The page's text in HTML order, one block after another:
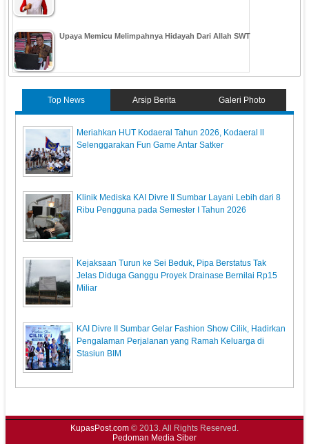
Upaya Memicu Melimpahnya Hidayah Dari Allah SWT
Top News Arsip Berita Galeri Photo
Meriahkan HUT Kodaeral Tahun 2026, Kodaeral ll
Selenggarakan Fun Game Antar Satker
Klinik Mediska KAI Divre II Sumbar Layani Lebih dari 8
Ribu Pengguna pada Semester I Tahun 2026
Kejaksaan Turun ke Sei Beduk, Pipa Berstatus Tak
Jelas Diduga Ganggu Proyek Drainase Bernilai Rp15
Miliar
KAI Divre II Sumbar Gelar Fashion Show Cilik, Hadirkan
Pengalaman Perjalanan yang Ramah Keluarga di
Stasiun BIM
KupasPost.com© 2013. All Rights Reserved.
Pedoman Media Siber